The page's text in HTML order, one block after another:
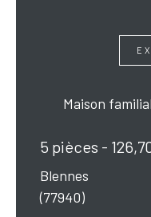
Maison
5 pièces -
Blennes
(77940)